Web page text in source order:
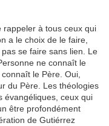
rappeler à tous ceux qui
a le choix de le faire,
se faire sans lien. Le
ne connaît le
le Père. Oui,
du Père. Les théologies
évangéliques, ceux qui
être profondément
de Gutiérrez